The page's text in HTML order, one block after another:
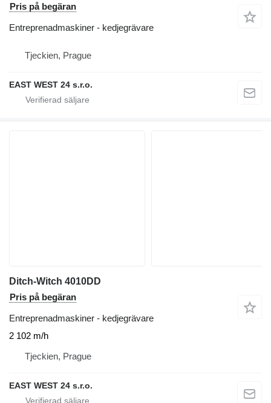
Pris på begäran
Entreprenadmaskiner - kedjegrävare
Tjeckien, Prague
EAST WEST 24 s.r.o.
Ditch-Witch 4010DD
Pris på begäran
Entreprenadmaskiner - kedjegrävare
2 102 m/h
Tjeckien, Prague
EAST WEST 24 s.r.o.